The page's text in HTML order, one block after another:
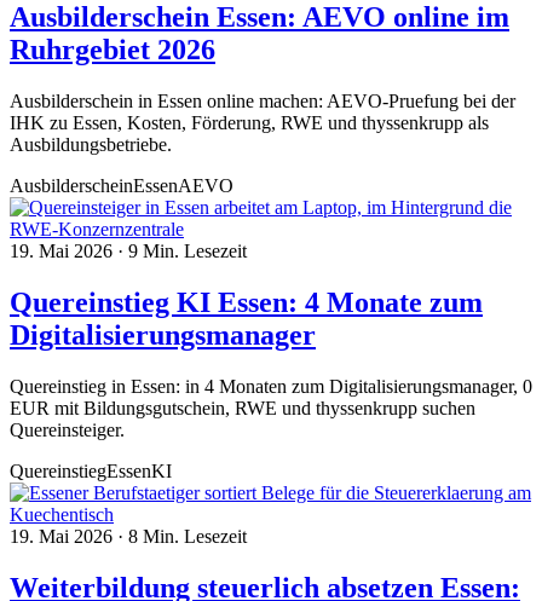
Ausbilderschein Essen: AEVO online im
Ruhrgebiet 2026
Ausbilderschein in Essen online machen: AEVO-Pruefung bei der
IHK zu Essen, Kosten, Förderung, RWE und thyssenkrupp als
Ausbildungsbetriebe.
AusbilderscheinEssenAEVO
19. Mai 2026 · 9 Min. Lesezeit
Quereinstieg KI Essen: 4 Monate zum
Digitalisierungsmanager
Quereinstieg in Essen: in 4 Monaten zum Digitalisierungsmanager, 0
EUR mit Bildungsgutschein, RWE und thyssenkrupp suchen
Quereinsteiger.
QuereinstiegEssenKI
19. Mai 2026 · 8 Min. Lesezeit
Weiterbildung steuerlich absetzen Essen: